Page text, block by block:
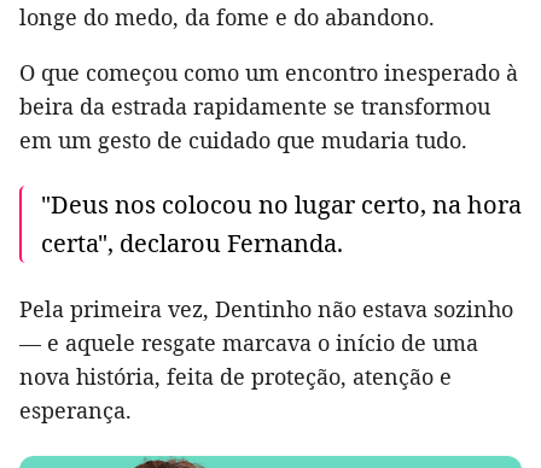
longe do medo, da fome e do abandono.
O que começou como um encontro inesperado à
beira da estrada rapidamente se transformou
em um gesto de cuidado que mudaria tudo.
"Deus nos colocou no lugar certo, na hora
certa", declarou Fernanda.
Pela primeira vez, Dentinho não estava sozinho
— e aquele resgate marcava o início de uma
nova história, feita de proteção, atenção e
esperança.